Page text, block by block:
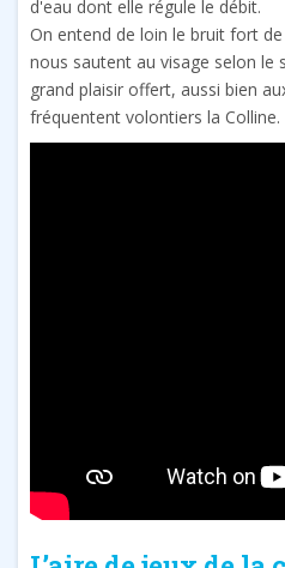
d'eau dont elle régule le débit.
On entend de loin le bruit fort
nous sautent au visage selon le
grand plaisir offert, aussi bien
fréquentent volontiers la Colline.